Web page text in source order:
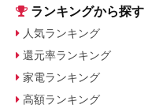
ランキングから探す
人気ランキング
還元率ランキング
家電ランキング
高額ランキング